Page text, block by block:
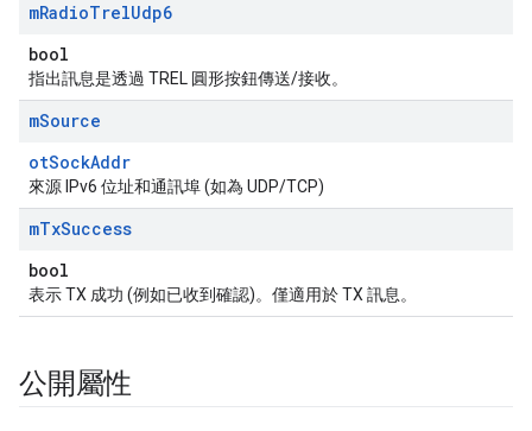
mRadioTrelUdp6
bool
指出訊息是透過 TREL 圓形按鈕傳送/接收。
mSource
otSockAddr
來源 IPv6 位址和通訊埠 (如為 UDP/TCP)
mTxSuccess
bool
表示 TX 成功 (例如已收到確認)。僅適用於 TX 訊息。
公開屬性